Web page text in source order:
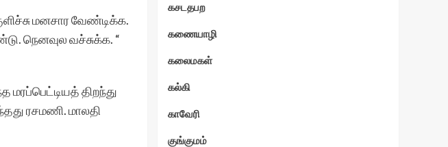
மனசார வேண்டிக்க.
நெனவுல வச்சுக்க. “
மரப்பெட்டியத் திறந்து
ரசமணி. மாலதி
கசடதபற
கணையாழி
கலைமகள்
கல்கி
காவேரி
குங்குமம்